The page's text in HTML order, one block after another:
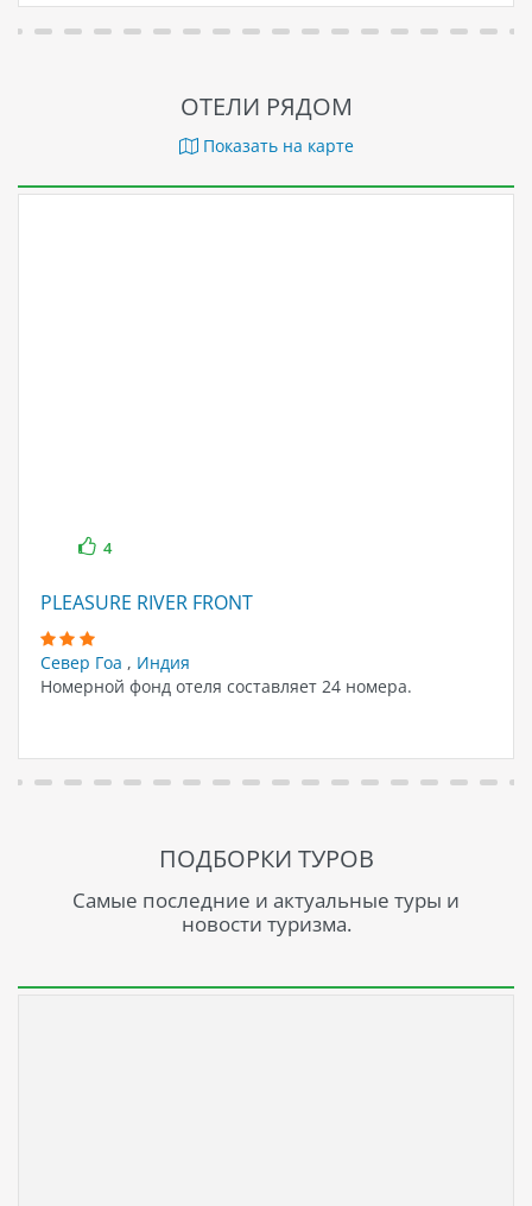
ОТЕЛИ РЯДОМ
Показать на карте
4
PLEASURE RIVER FRONT
Север Гоа , Индия
Номерной фонд отеля составляет 24 номера.
ПОДБОРКИ ТУРОВ
Самые последние и актуальные туры и
новости туризма.